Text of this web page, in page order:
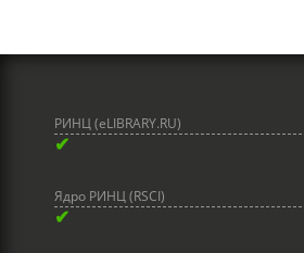
РИНЦ (eLIBRARY.RU)
✔
Ядро РИНЦ (RSCI)
✔